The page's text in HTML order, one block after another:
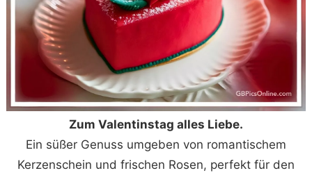
Zum Valentinstag alles Liebe.
Ein süßer Genuss umgeben von romantischem
Kerzenschein und frischen Rosen, perfekt für den